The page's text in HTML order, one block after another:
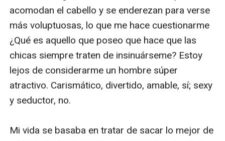
acomodan el cabello y se enderezan para verse
más voluptuosas, lo que me hace cuestionarme
¿Qué es aquello que poseo que hace que las
chicas siempre traten de insinuárseme? Estoy
lejos de considerarme un hombre súper
atractivo. Carismático, divertido, amable, sí; sexy
y seductor, no.
Mi vida se basaba en tratar de sacar lo mejor de